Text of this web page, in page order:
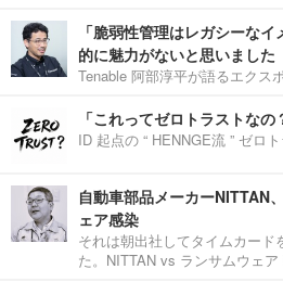
「脆弱性管理はレガシーな
的に魅力がないと思いました
Tenable 阿部淳平が語るエクス
「これってゼロトラストな
ID 起点の “ HENNGE流 ” ゼロ
自動車部品メーカーNITTAN
ェア感染
それは朝出社してタイムカード
た。NITTAN vs ランサムウェ